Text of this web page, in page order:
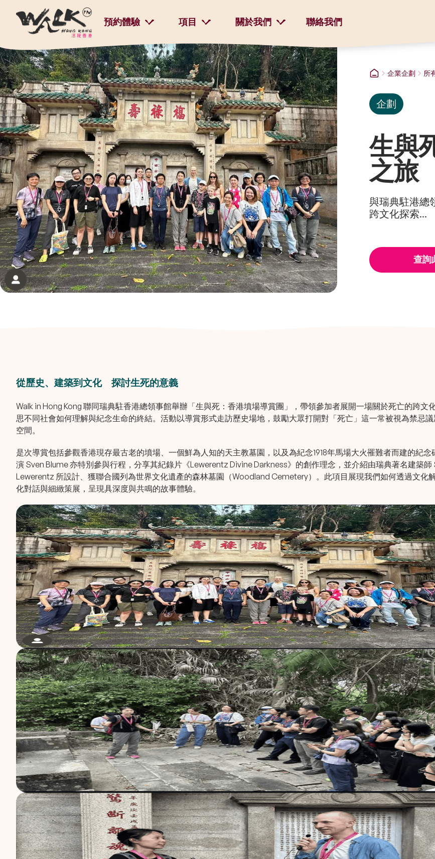
預約體驗 項目 關於我們 聯絡我們
企業企劃 所
企劃
生與
之旅
與瑞典駐港總
跨文化探索...
查詢
從歷史、建築到文化 探討生死的意義
Walk in Hong Kong 聯同瑞典駐香港總領事館舉辦「生與死：香港墳場導賞團」，帶領參加者展開一場關於死亡的跨文
思不同社會如何理解與紀念生命的終結。活動以導賞形式走訪歷史場地，鼓勵大眾打開對「死亡」這一常被視為禁忌
空間。
是次導賞包括參觀香港現存最古老的墳場、一個鮮為人知的天主教墓園，以及為紀念1918年馬場大火罹難者而建的紀念
演 Sven Blume 亦特別參與行程，分享其紀錄片《Lewerentz Divine Darkness》的創作理念，並介紹由瑞典著名建築師
Lewerentz 所設計、獲聯合國列為世界文化遺產的森林墓園（Woodland Cemetery）。此項目展現我們如何透過文化
化對話與細緻策展，呈現具深度與共鳴的故事體驗。